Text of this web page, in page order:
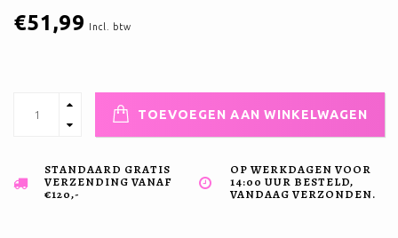
€51,99 Incl. btw
TOEVOEGEN AAN WINKELWAGEN
STANDAARD GRATIS
VERZENDING VANAF
€120,-
OP WERKDAGEN VOOR
14:00 UUR BESTELD,
VANDAAG VERZONDEN.